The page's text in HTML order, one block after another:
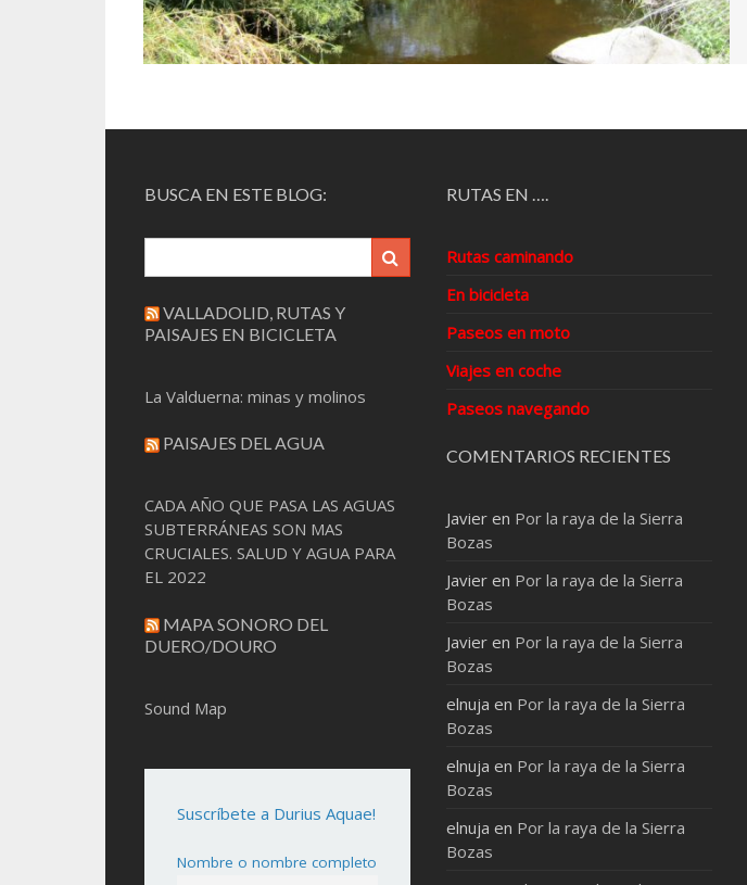
BUSCA EN ESTE BLOG:
VALLADOLID, RUTAS Y
PAISAJES EN BICICLETA
La Valduerna: minas y molinos
PAISAJES DEL AGUA
CADA AÑO QUE PASA LAS AGUAS
SUBTERRÁNEAS SON MAS
CRUCIALES. SALUD Y AGUA PARA
EL 2022
MAPA SONORO DEL
DUERO/DOURO
Sound Map
Suscríbete a Durius Aquae!
Nombre o nombre completo
RUTAS EN ….
Rutas caminando
En bicicleta
Paseos en moto
Viajes en coche
Paseos navegando
COMENTARIOS RECIENTES
Javier en Por la raya de la Sierra
Bozas
Javier en Por la raya de la Sierra
Bozas
Javier en Por la raya de la Sierra
Bozas
elnuja en Por la raya de la Sierra
Bozas
elnuja en Por la raya de la Sierra
Bozas
elnuja en Por la raya de la Sierra
Bozas